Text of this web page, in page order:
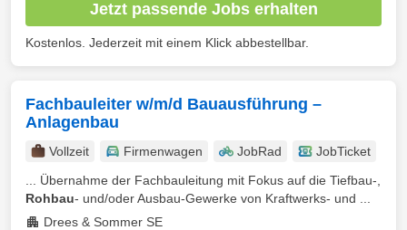
Jetzt passende Jobs erhalten
Kostenlos. Jederzeit mit einem Klick abbestellbar.
Fachbauleiter w/m/d Bauausführung –
Anlagenbau
Vollzeit Firmenwagen JobRad
JobTicket
... Übernahme der Fachbauleitung mit Fokus auf die Tiefbau-,
Rohbau- und/oder Ausbau-Gewerke von Kraftwerks- und ...
Drees & Sommer SE